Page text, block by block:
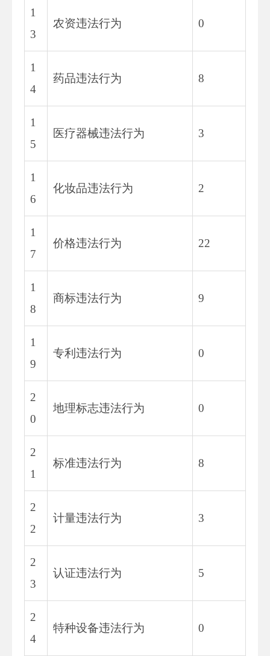
1
3
农资违法行为 0
1
4
药品违法行为 8
1
5
医疗器械违法行为 3
1
6
化妆品违法行为 2
1
7
价格违法行为 22
1
8
商标违法行为 9
1
9
专利违法行为 0
2
0
地理标志违法行为 0
2
1
标准违法行为 8
2
2
计量违法行为 3
2
3
认证违法行为 5
2
4
特种设备违法行为 0